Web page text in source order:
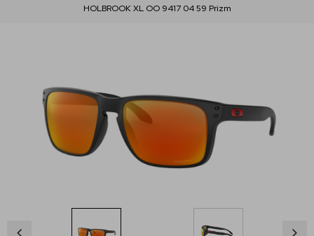
HOLBROOK XL OO 9417 04 59 Prizm